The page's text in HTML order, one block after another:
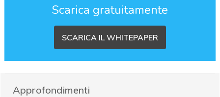
Scarica gratuitamente
SCARICA IL WHITEPAPER
Approfondimenti